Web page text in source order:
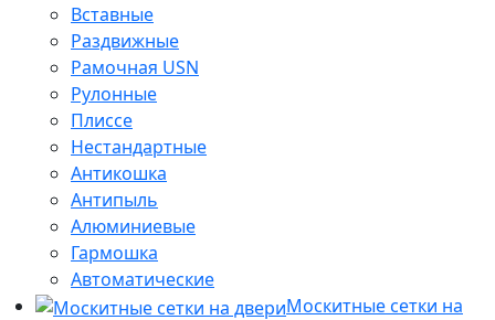
Вставные
Раздвижные
Рамочная USN
Рулонные
Плиссе
Нестандартные
Антикошка
Антипыль
Алюминиевые
Гармошка
Автоматические
Москитные сетки на